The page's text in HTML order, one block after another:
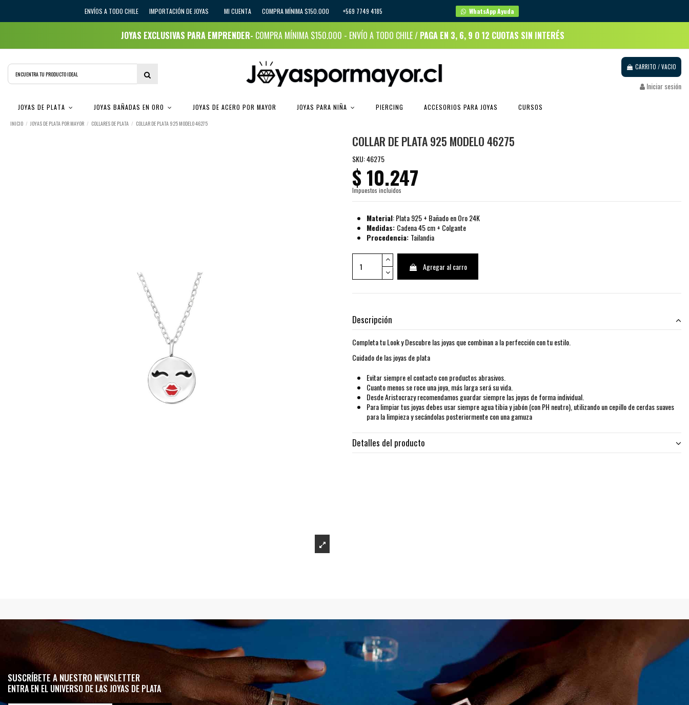
ENVÍOS A TODO CHILE IMPORTACIÓN DE JOYAS MI CUENTACOMPRA MÍNIMA $150.000 +569 7749 4185 WhatsApp Ayuda
JOYAS EXCLUSIVAS PARA EMPRENDER- COMPRA MÍNIMA $150.000 - ENVÍO A TODO CHILE / PAGA EN 3, 6, 9 O 12 CUOTAS SIN INTERÉS
CARRITO /VACIO
Iniciar sesión
JOYAS DE PLATA JOYAS BAÑADAS EN ORO JOYAS DE ACERO POR MAYOR JOYAS PARA NIÑA PIERCING ACCESORIOS PARA JOYAS CURSOS
INICIO JOYAS DE PLATA POR MAYOR COLLARES DE PLATA COLLAR DE PLATA 925 MODELO 46275
COLLAR DE PLATA 925 MODELO 46275
SKU:46275
$ 10.247
Impuestos incluidos
Material: Plata 925 + Bañado en Oro 24K
Medidas: Cadena 45 cm + Colgante
Procedencia: Tailandia
Agregar al carro
Descripción
Completa tu Look y Descubre las joyas que combinan a la perfección con tu estilo.
Cuidado de las joyas de plata
Evitar siempre el contacto con productos abrasivos.
Cuanto menos se roce una joya, más larga será su vida.
Desde Aristocrazy recomendamos guardar siempre las joyas de forma individual.
Para limpiar tus joyas debes usar siempre agua tibia y jabón (con PH neutro), utilizando un cepillo de cerdas suaves
para la limpieza y secándolas posteriormente con una gamuza
Detalles del producto
SUSCRÍBETE A NUESTRO NEWSLETTER
ENTRA EN EL UNIVERSO DE LAS JOYAS DE PLATA